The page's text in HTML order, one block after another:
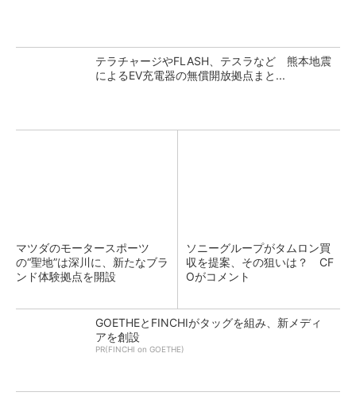
テラチャージやFLASH、テスラなど 熊本地震
によるEV充電器の無償開放拠点まと...
マツダのモータースポーツ
の“聖地”は深川に、新たなブラ
ンド体験拠点を開設
ソニーグループがタムロン買
収を提案、その狙いは？ CF
Oがコメント
GOETHEとFINCHIがタッグを組み、新メディ
アを創設
PR(FINCHI on GOETHE)